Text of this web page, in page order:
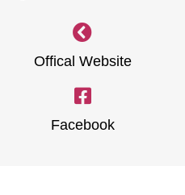
Offical Website
Facebook